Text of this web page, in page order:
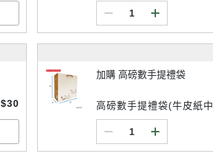
$30
加購 高磅數手提禮袋
高磅數手提禮袋(牛皮紙中